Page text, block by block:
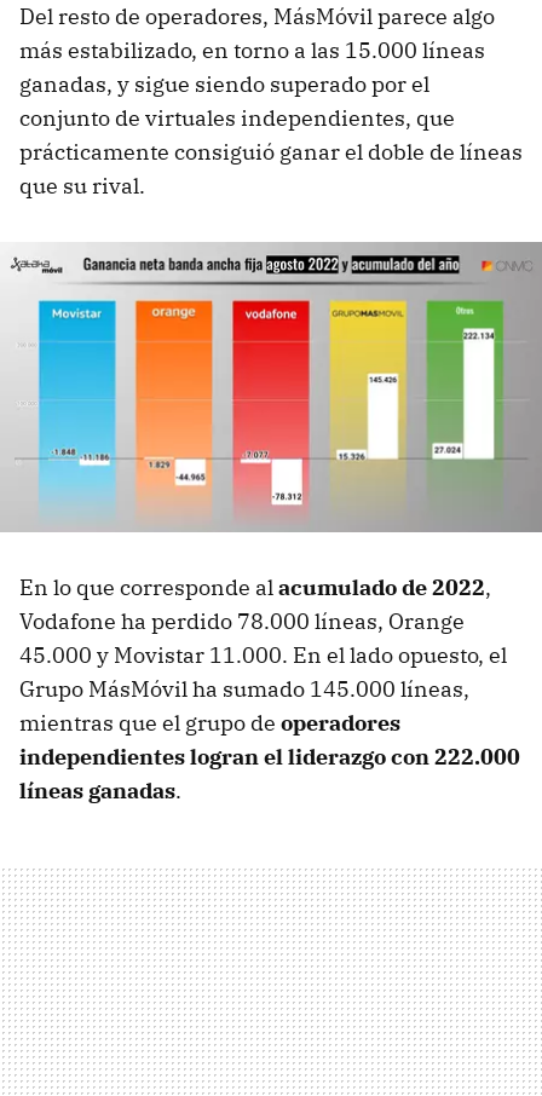
Del resto de operadores, MásMóvil parece algo
más estabilizado, en torno a las 15.000 líneas
ganadas, y sigue siendo superado por el
conjunto de virtuales independientes, que
prácticamente consiguió ganar el doble de líneas
que su rival.
En lo que corresponde alacumulado de 2022,
Vodafone ha perdido 78.000 líneas, Orange
45.000 y Movistar 11.000. En el lado opuesto, el
Grupo MásMóvil ha sumado 145.000 líneas,
mientras que el grupo de operadores
independientes logran el liderazgo con 222.000
líneas ganadas.